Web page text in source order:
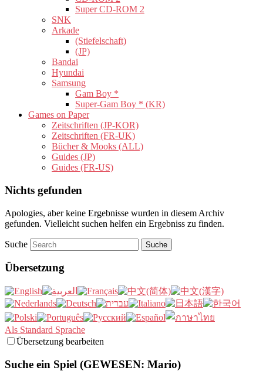
Super CD-ROM 2
SNK
Arkade
(Stiefelschaft)
(JP)
Bandai
Hyundai
Samsung
Gam Boy *
Super-Gam Boy * (KR)
Games on Paper
Zeitschriften (JP-KOR)
Zeitschriften (FR-UK)
Bücher & Mooks (ALL)
Guides (JP)
Guides (FR-US)
Nichts gefunden
Apologies, aber keine Ergebnisse wurden in diesem Archiv
gefunden. Vielleicht suchen helfen ein Ergebniss zu finden.
Suche
Übersetzung
Als Standard Sprache
Übersetzung bearbeiten
Suche ein Spiel (GEWESEN: Mario)